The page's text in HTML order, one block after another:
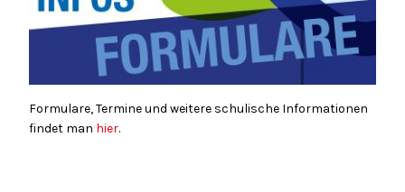
Formulare, Termine und weitere schulische Informationen
findet man hier.